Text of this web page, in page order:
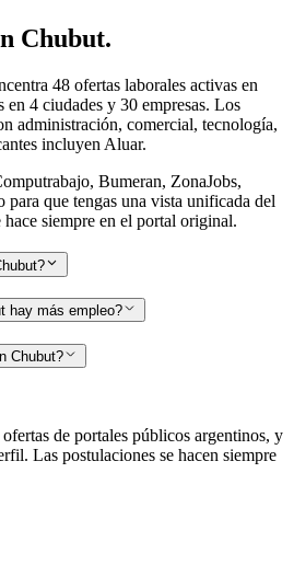
Chubut.
48 ofertas laborales activas en
en 4 ciudades y 30 empresas. Los
administración, comercial, tecnología,
incluyen Aluar.
Bumeran, ZonaJobs,
que tengas una vista unificada del
siempre en el portal original.
hay más empleo?
Chubut?
de portales públicos argentinos, y
Las postulaciones se hacen siempre